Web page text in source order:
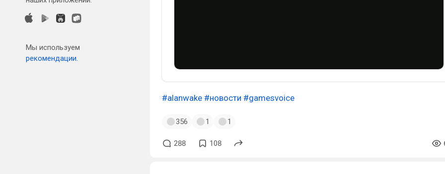
Мы используем
рекомендации.
#alanwake #новости #gamesvoice
356 1 1
288 108